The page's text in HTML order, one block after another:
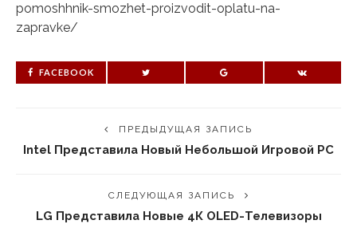
pomoshhnik-smozhet-proizvodit-oplatu-na-
zapravke/
FACEBOOK
ПРЕДЫДУЩАЯ ЗАПИСЬ
Intel Представила Новый Небольшой Игровой PC
СЛЕДУЮЩАЯ ЗАПИСЬ
LG Представила Новые 4К OLED-Телевизоры